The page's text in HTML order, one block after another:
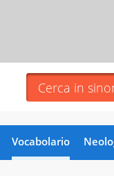
Vocabolario